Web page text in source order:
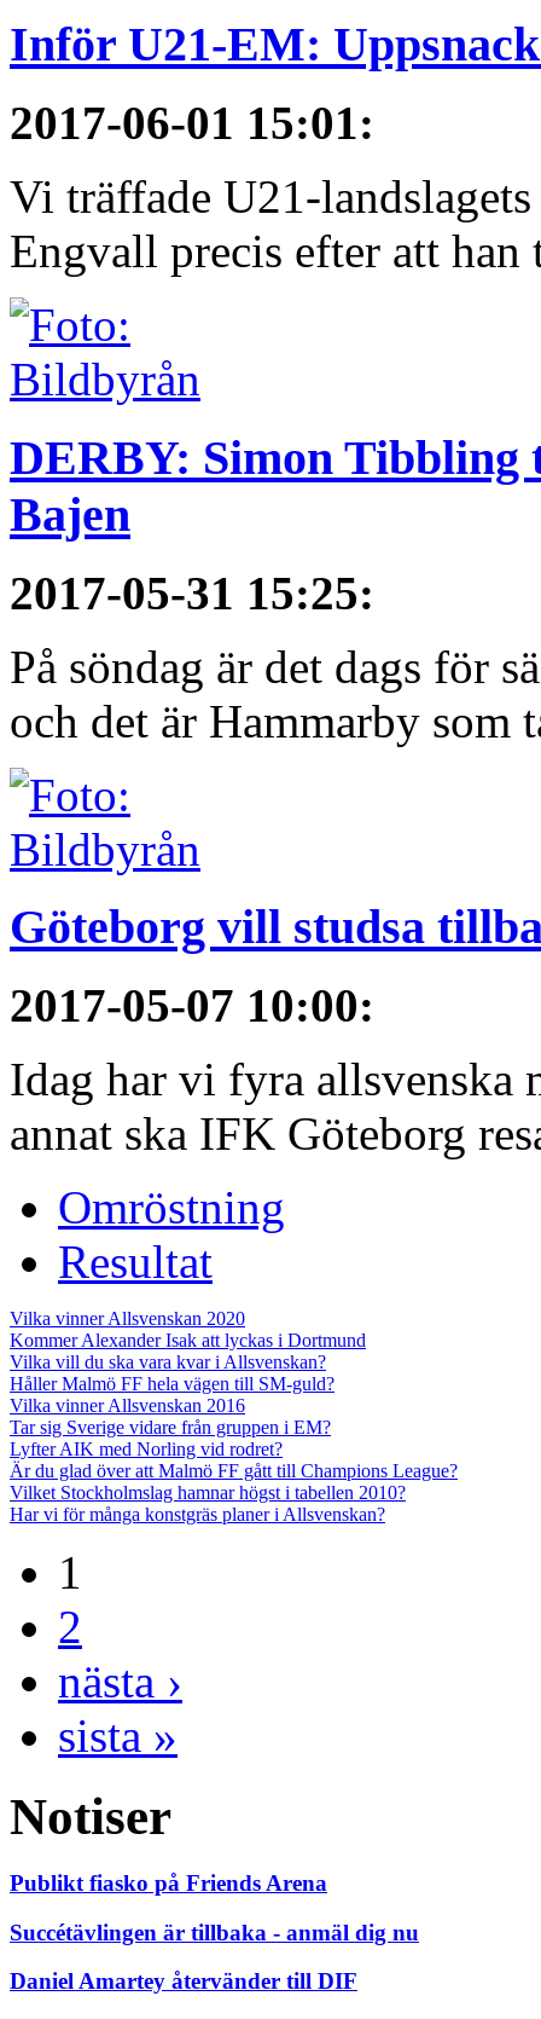
Inför U21-EM:
2017-06-01 15:01:
Vi träffade U21-
Engvall precis efter att han
DERBY: Simon
Bajen
2017-05-31 15:25:
På söndag är det dags för
och det är Hammarby som
Göteborg vill studsa
2017-05-07 10:00:
Idag har vi fyra allsvenska
annat ska IFK Göteborg
Omröstning
Resultat
Vilka vinner Allsvenskan 2020
Kommer Alexander Isak att lyckas i Dortmund
Vilka vill du ska vara kvar i Allsvenskan?
Håller Malmö FF hela vägen till SM-guld?
Vilka vinner Allsvenskan 2016
Tar sig Sverige vidare från gruppen i EM?
Lyfter AIK med Norling vid rodret?
Är du glad över att Malmö FF gått till Champions League?
Vilket Stockholmslag hamnar högst i tabellen 2010?
Har vi för många konstgräs planer i Allsvenskan?
1
2
nästa ›
sista »
Notiser
Publikt fiasko på Friends Arena
Succétävlingen är tillbaka - anmäl dig nu
Daniel Amartey återvänder till DIF